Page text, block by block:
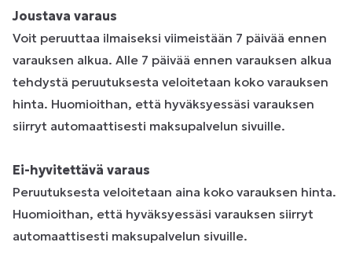
Joustava varaus
Voit peruuttaa ilmaiseksi viimeistään 7 päivää ennen
varauksen alkua. Alle 7 päivää ennen varauksen alkua
tehdystä peruutuksesta veloitetaan koko varauksen
hinta. Huomioithan, että hyväksyessäsi varauksen
siirryt automaattisesti maksupalvelun sivuille.
Ei-hyvitettävä varaus
Peruutuksesta veloitetaan aina koko varauksen hinta.
Huomioithan, että hyväksyessäsi varauksen siirryt
automaattisesti maksupalvelun sivuille.